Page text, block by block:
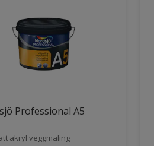
Professional A5
akryl veggmaling